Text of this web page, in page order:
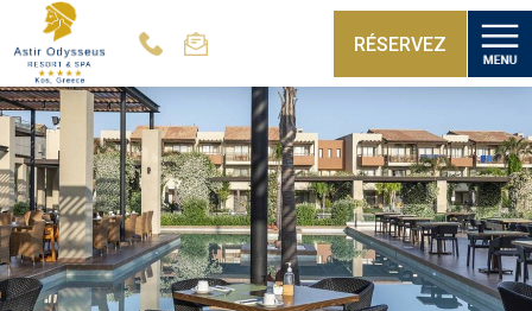
RÉSERVEZ